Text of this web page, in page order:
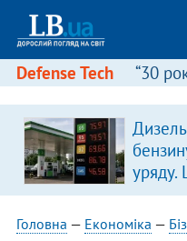
Defense Tech “30
уряду.
Головна — Економіка —